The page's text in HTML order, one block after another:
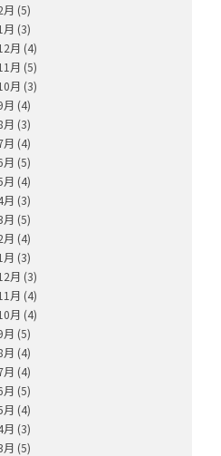
(5)
(3)
月 (4)
月 (5)
月 (3)
(4)
(3)
(4)
(5)
(4)
(3)
(5)
(4)
(3)
月 (3)
月 (4)
月 (4)
(5)
(4)
(4)
(5)
(4)
(3)
(5)